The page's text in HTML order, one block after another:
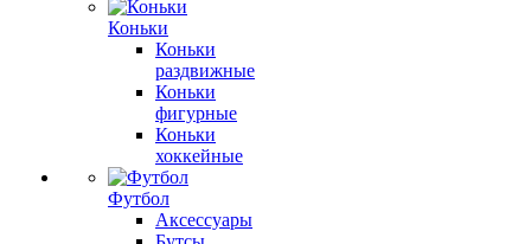
Коньки
Коньки
раздвижные
Коньки
фигурные
Коньки
хоккейные
Футбол
Аксессуары